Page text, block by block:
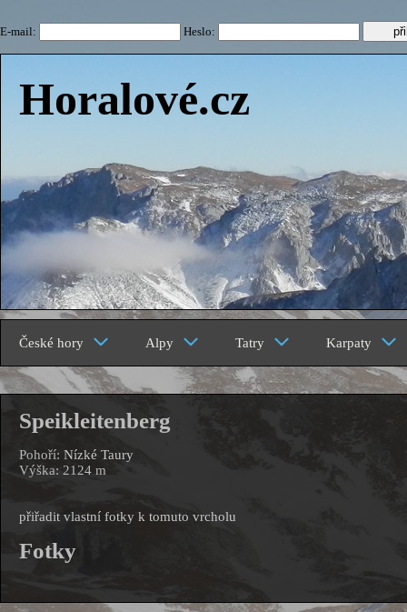
E-mail: Heslo:
Horalové.cz
České hory Alpy Tatry Karpaty
Speikleitenberg
Pohoří: Nízké Taury
Výška: 2124 m
přiřadit vlastní fotky k tomuto vrcholu
Fotky